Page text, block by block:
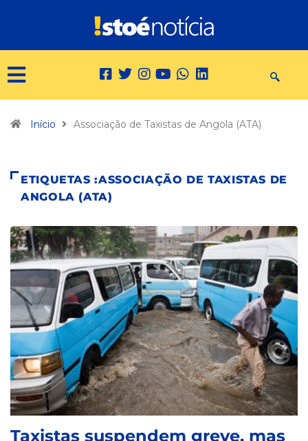
Início Associação de Taxistas de Angola (ATA)
ETIQUETAS :ASSOCIAÇÃO DE TAXISTAS DE
ANGOLA (ATA)
Taxistas suspendem greve, mas